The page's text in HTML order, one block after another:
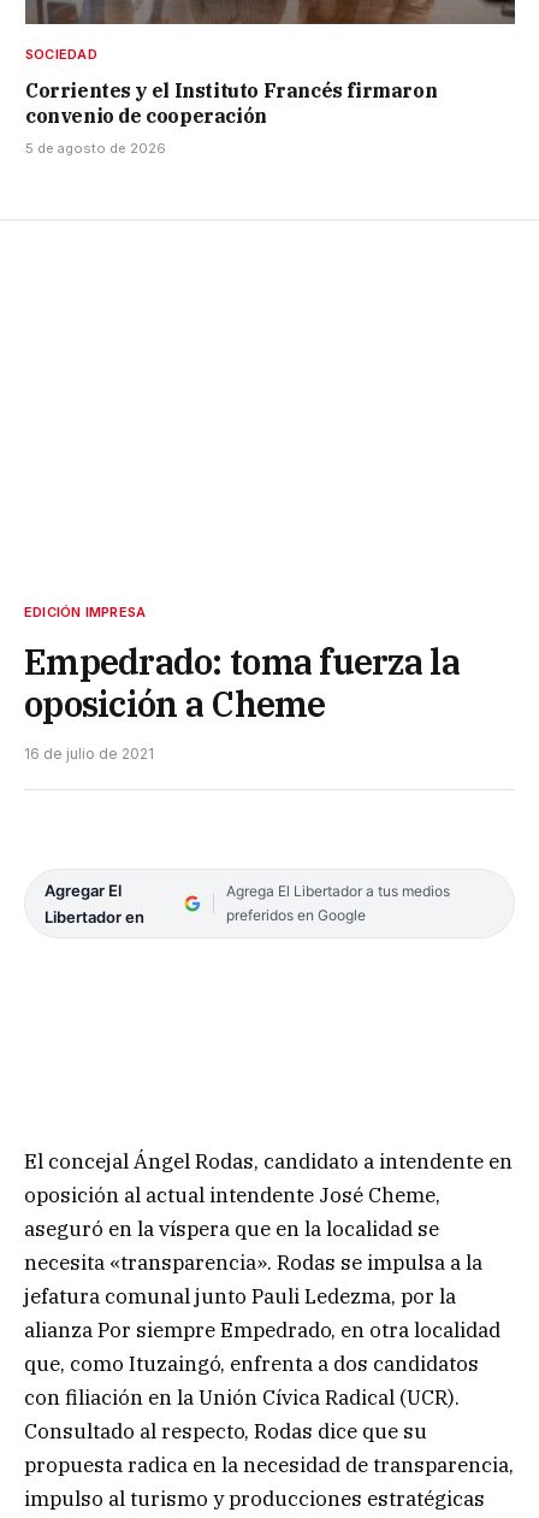
SOCIEDAD
Corrientes y el Instituto Francés firmaron
convenio de cooperación
5 de agosto de 2026
EDICIÓN IMPRESA
Empedrado: toma fuerza la
oposición a Cheme
16 de julio de 2021
Agregar El
Libertador en
Agrega El Libertador a tus medios
preferidos en Google
El concejal Ángel Rodas, candidato a intendente en
oposición al actual intendente José Cheme,
aseguró en la víspera que en la localidad se
necesita «transparencia». Rodas se impulsa a la
jefatura comunal junto Pauli Ledezma, por la
alianza Por siempre Empedrado, en otra localidad
que, como Ituzaingó, enfrenta a dos candidatos
con filiación en la Unión Cívica Radical (UCR).
Consultado al respecto, Rodas dice que su
propuesta radica en la necesidad de transparencia,
impulso al turismo y producciones estratégicas